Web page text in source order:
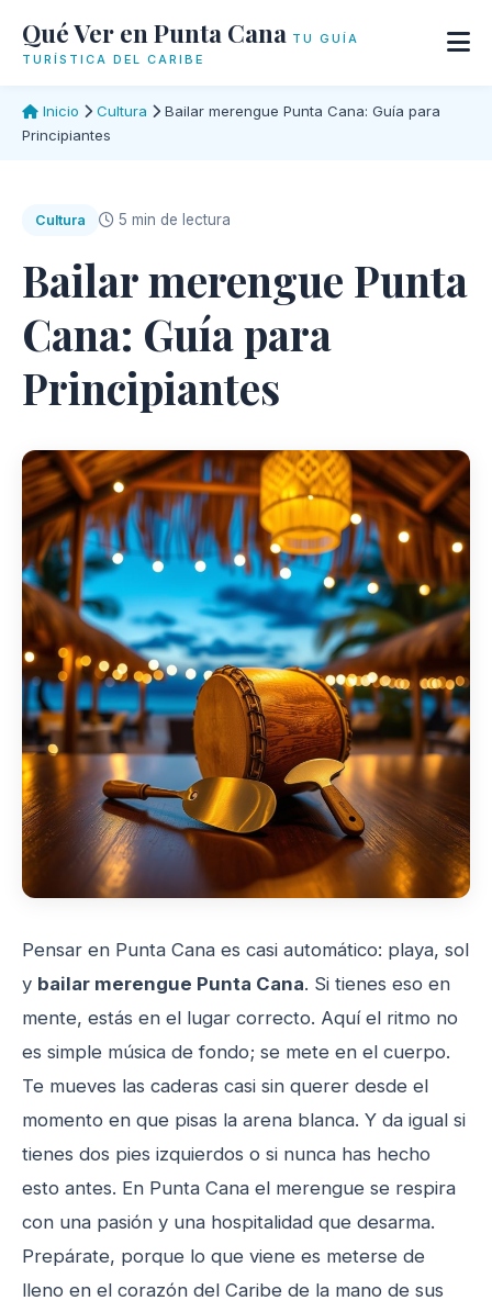
Qué Ver en Punta Cana TU GUÍA
TURÍSTICA DEL CARIBE
Inicio Cultura
Bailar merengue Punta Cana: Guía para
Principiantes
Cultura 5 min de lectura
Bailar merengue Punta
Cana: Guía para
Principiantes
Pensar en Punta Cana es casi automático: playa, sol
y bailar merengue Punta Cana. Si tienes eso en
mente, estás en el lugar correcto. Aquí el ritmo no
es simple música de fondo; se mete en el cuerpo.
Te mueves las caderas casi sin querer desde el
momento en que pisas la arena blanca. Y da igual si
tienes dos pies izquierdos o si nunca has hecho
esto antes. En Punta Cana el merengue se respira
con una pasión y una hospitalidad que desarma.
Prepárate, porque lo que viene es meterse de
lleno en el corazón del Caribe de la mano de sus